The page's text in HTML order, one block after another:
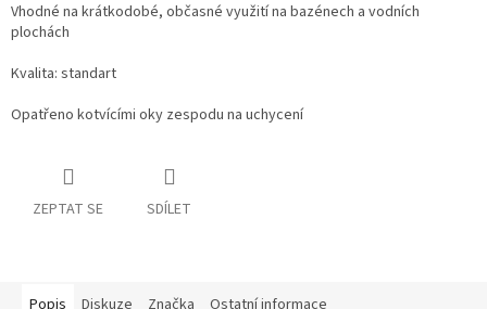
Vhodné na krátkodobé, občasné využití na bazénech a vodních
plochách
Kvalita: standart
Opatřeno kotvícími oky zespodu na uchycení
ZEPTAT SE SDÍLET